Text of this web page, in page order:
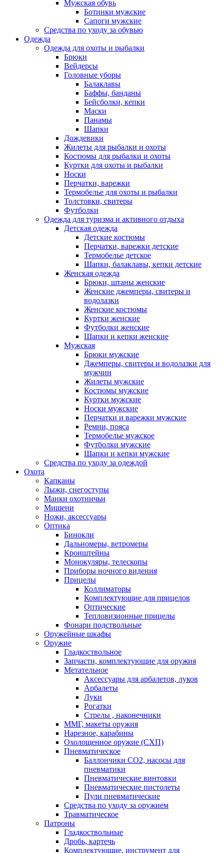
Мужская обувь
Ботинки мужские
Сапоги мужские
Средства по уходу за обувью
Одежда
Одежда для охоты и рыбалки
Брюки
Вейдерсы
Головные уборы
Балаклавы
Баффы, банданы
Бейсболки, кепки
Маски
Панамы
Шапки
Дождевики
Жилеты для рыбалки и охоты
Костюмы для рыбалки и охоты
Куртки для охоты и рыбалки
Носки
Перчатки, варежки
Термобелье для охоты и рыбалки
Толстовки, свитеры
Футболки
Одежда для туризма и активного отдыха
Детская одежда
Детские костюмы
Перчатки, варежки детские
Термобелье детское
Шапки, балаклавы, кепки детские
Женская одежда
Брюки, штаны женские
Женские джемперы, свитеры и
водолазки
Женские костюмы
Куртки женские
Футболки женские
Шапки и кепки женские
Мужская
Брюки мужские
Джемперы, свитеры и водолазки для
мужчин
Жилеты мужские
Костюмы мужские
Куртки мужские
Носки мужские
Перчатки и варежки мужские
Ремни, пояса
Термобелье мужское
Футболки мужские
Шапки и кепки мужские
Средства по уходу за одеждой
Охота
Капканы
Лыжи, снегоступы
Манки охотничьи
Мишени
Ножи, аксессуары
Оптика
Бинокли
Дальномеры, ветромеры
Кронштейны
Монокуляры, телескопы
Приборы ночного видения
Прицелы
Коллиматоры
Комплектующие для прицелов
Оптические
Тепловизионные прицелы
Фонари подствольные
Оружейные шкафы
Оружие
Гладкоствольное
Запчасти, комплектующие для оружия
Метательное
Аксессуары для арбалетов, луков
Арбалеты
Луки
Рогатки
Стрелы , наконечники
ММГ, макеты оружия
Нарезное, карабины
Охолощенное оружие (СХП)
Пневматическое
Баллончики СО2, насосы для
пневматики
Пневматические винтовки
Пневматические пистолеты
Пули пневматические
Средства по уходу за оружием
Травматическое
Патроны
Гладкоствольные
Дробь, картечь
Комплектующие, инструмент для